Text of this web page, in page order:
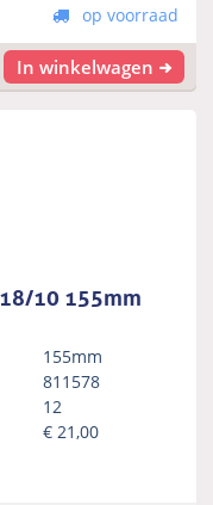
op voorraad
In winkelwagen
10 155mm
155mm
811578
12
€ 21,00